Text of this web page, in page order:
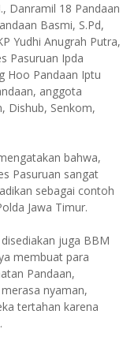
Danramil 18 Pandaan
Basmi, S.Pd,
Yudhi Anugrah Putra,
Pasuruan Ipda
Hoo Pandaan Iptu
anggota
Dishub, Senkom,
bahwa,
Pasuruan sangat
sebagai contoh
Jawa Timur.
juga BBM
membuat para
Pandaan,
nyaman,
tertahan karena